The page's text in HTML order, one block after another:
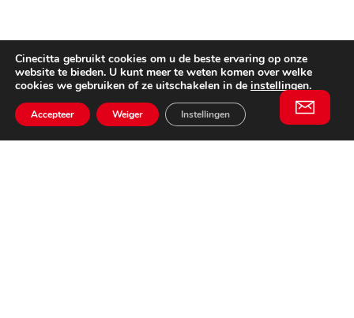
Cinecitta gebruikt cookies om u de beste ervaring op onze
website te bieden. U kunt meer te weten komen over welke
cookies we gebruiken of ze uitschakelen in de instellingen.
Accepteer Weiger Instellingen